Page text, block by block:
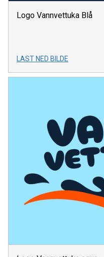
Logo Vannvettuka Blå
LAST NED BILDE